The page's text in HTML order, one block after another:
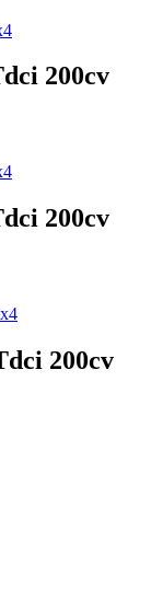
200cv
200cv
200cv